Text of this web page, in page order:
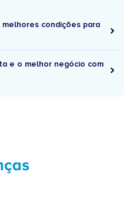
condições para
e o melhor negócio com